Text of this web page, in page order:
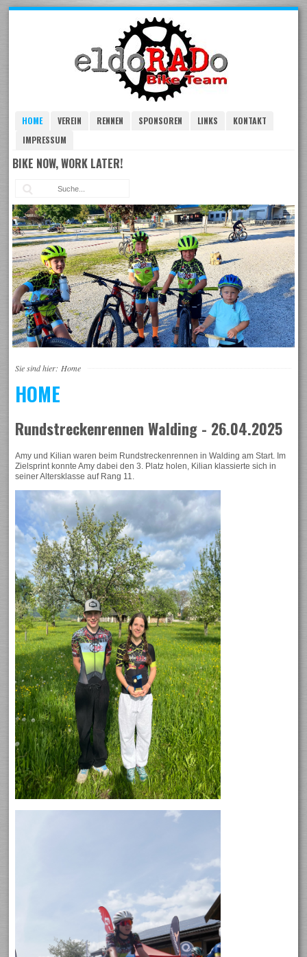
HOME VEREIN RENNEN SPONSOREN LINKS
KONTAKT
IMPRESSUM
BIKE NOW, WORK LATER!
Sie sind hier: Home
HOME
Rundstreckenrennen Walding - 26.04.2025
Amy und Kilian waren beim Rundstreckenrennen in Walding am Start. Im
Zielsprint konnte Amy dabei den 3. Platz holen, Kilian klassierte sich in
seiner Altersklasse auf Rang 11.